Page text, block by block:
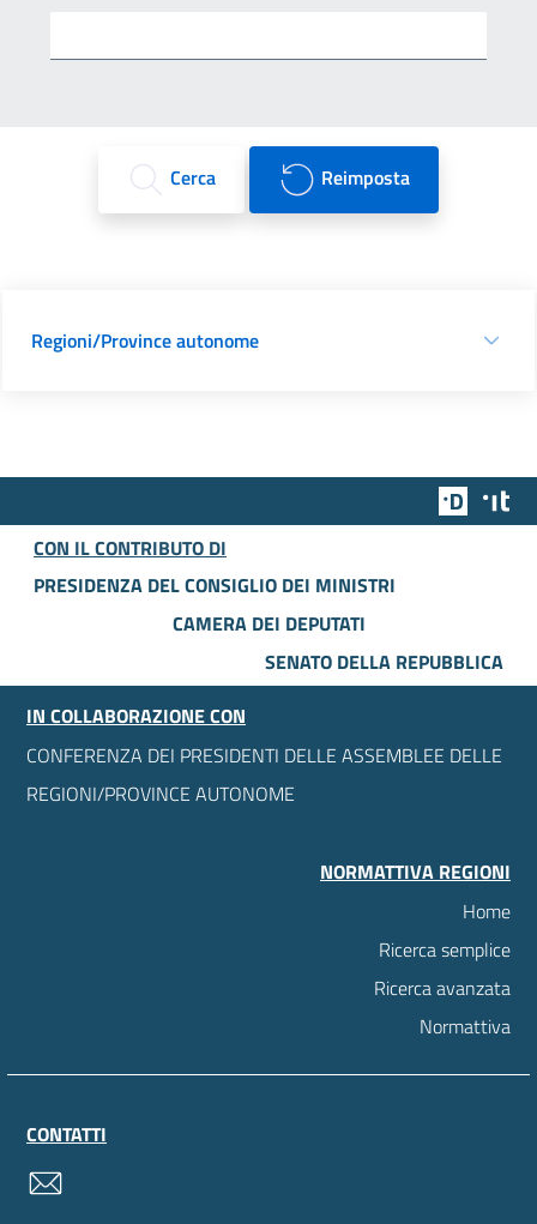
Cerca Reimposta
Regioni/Province autonome
Team
CON IL CONTRIBUTO DI
PRESIDENZA DEL CONSIGLIO DEI MINISTRI
CAMERA DEI DEPUTATI
SENATO DELLA REPUBBLICA
IN COLLABORAZIONE CON
CONFERENZA DEI PRESIDENTI DELLE ASSEMBLEE DELLE
REGIONI/PROVINCE AUTONOME
NORMATTIVA REGIONI
Home
Ricerca semplice
Ricerca avanzata
Normattiva
CONTATTI